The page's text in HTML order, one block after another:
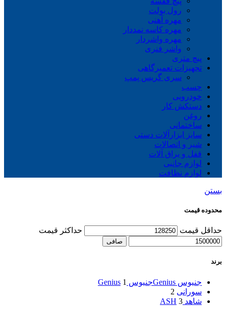
رول بولت
مهره آهنی
مهره کاسه نمددار
مهره واشردار
واشر فنری
پیچ متری
تجهیزات تعمیرگاهی
سری گریس پمپ
چسب
خودرویی
دستکش کار
روغن
ساختمانی
سایز ابزارآلات دستی
شیر و اتصالات
قفل و یراق آلات
لوازم جانبی
لوازم نظافت
بستن
محدوده قیمت
حداقل قیمت حداكثر قيمت
صافی
برند
جنیوس Genius جنیوس Genius 1
سورانی 2
شاهد ASH 3